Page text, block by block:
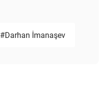
#Darhan İmanaşev